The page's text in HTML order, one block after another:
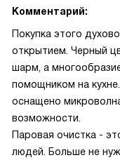
Комментарий:
Покупка этого
открытием. Черный
шарм, а
помощником на
оснащено
возможности.
Паровая очистка -
людей. Больше не